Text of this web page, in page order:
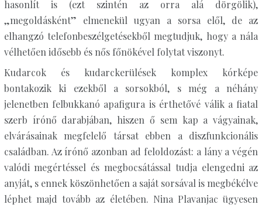
hasonlít is (ezt szintén az orra alá dörgölik),
„megoldásként” elmenekül ugyan a sorsa elől, de az
elhangzó telefonbeszélgetésekből megtudjuk, hogy a nála
vélhetően idősebb és nős főnökével folytat viszonyt.
Kudarcok és kudarckerülések komplex kórképe
bontakozik ki ezekből a sorsokból, s még a néhány
jelenetben felbukkanó apafigura is érthetővé válik a fiatal
szerb írónő darabjában, hiszen ő sem kap a vágyainak,
elvárásainak megfelelő társat ebben a diszfunkcionális
családban. Az írónő azonban ad feloldozást: a lány a végén
valódi megértéssel és megbocsátással tudja elengedni az
anyját, s ennek köszönhetően a saját sorsával is megbékélve
léphet majd tovább az életében. Nina Plavanjac ügyesen